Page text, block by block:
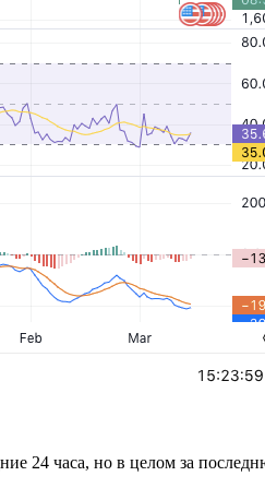
24 часа, но в целом за